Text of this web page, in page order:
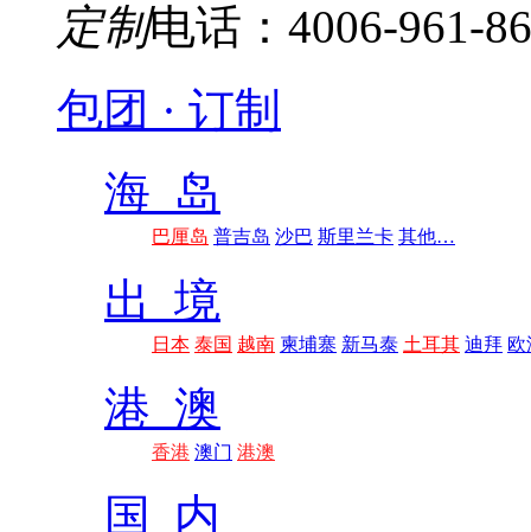
定制电话：4006-961-
包团 · 订制
海 岛
巴厘岛 普吉岛 沙巴 斯里兰卡 其他…
出 境
日本 泰国 越南 柬埔寨 新马泰 土耳其 迪拜 欧
港 澳
香港 澳门 港澳
国 内